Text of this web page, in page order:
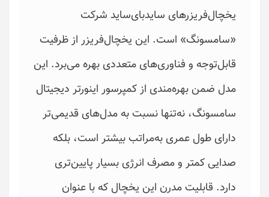
یخچال‌فریزرهای سایدبای‌ساید شرکت
«سامسونگ» است. این یخچال‌فریزر از ظرفیت
قابل‌توجه و فناوری‌های متعددی بهره می‌برد. این
مدل ضمن بهره‌مندی از کمپرسور اینورتر دیجیتال
سامسونگ، نه‌تنها نسبت به مدل‌های قدیمی‌تر
دارای طول عمری به‌مراتب بیشتر است، بلکه
صدایی کمتر و مصرف انرژی بسیار پایین‌تری
دارد. قابلیت مدرن این یخچال که با عنوان